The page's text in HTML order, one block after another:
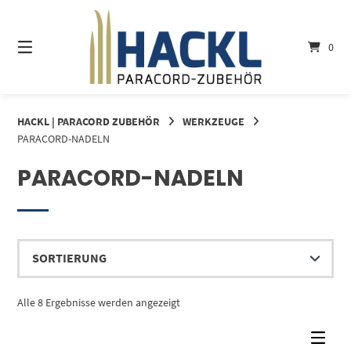
Inhalt
0
HACKL | PARACORD ZUBEHÖR
WERKZEUGE
PARACORD-NADELN
PARACORD-NADELN
Alle 8 Ergebnisse werden angezeigt